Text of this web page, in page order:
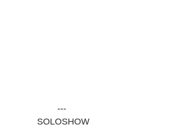
---
SOLOSHOW